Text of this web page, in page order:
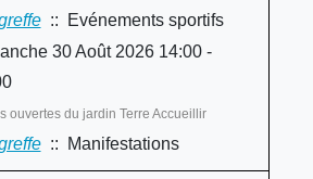
:: Evénements sportifs
30 Août 2026 14:00 -
ouvertes du jardin Terre Accueillir
:: Manifestations